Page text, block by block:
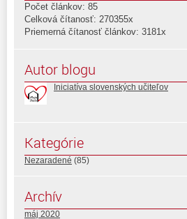
Počet článkov: 85
Celková čítanosť: 270355x
Priemerná čítanosť článkov: 3181x
Autor blogu
Iniciatíva slovenských učiteľov
Kategórie
Nezaradené (85)
Archív
máj 2020